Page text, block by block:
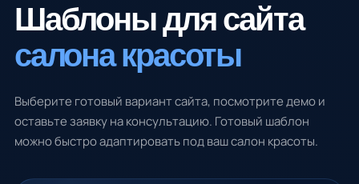
Шаблоны для сайта
салона красоты
Выберите готовый вариант сайта, посмотрите демо и
оставьте заявку на консультацию. Готовый шаблон
можно быстро адаптировать под ваш салон красоты.